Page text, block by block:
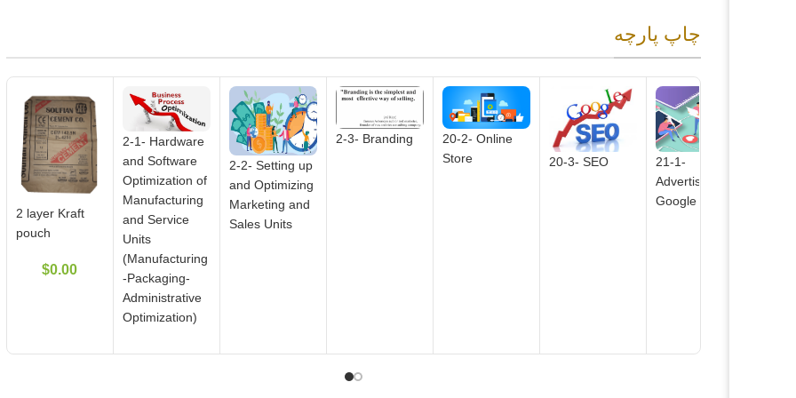
چاپ پارچه
2 layer Kraft
pouch
$0.00
2-1- Hardware
and Software
Optimization of
Manufacturing
and Service
Units
(Manufacturing
-Packaging-
Administrative
Optimization)
2-2- Setting up
and Optimizing
Marketing and
Sales Units
2-3- Branding
20-2- Online
Store
20-3- SEO
21-1-
Advertising on
Google